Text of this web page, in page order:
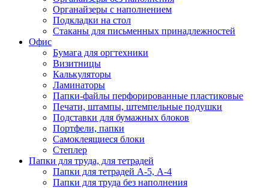
Органайзеры с наполнением
Подкладки на стол
Стаканы для письменных принадлежностей
Офис
Бумага для оргтехники
Визитницы
Калькуляторы
Ламинаторы
Папки-файлы перфорированные пластиковые
Печати, штампы, штемпельные подушки
Подставки для бумажных блоков
Портфели, папки
Самоклеящиеся блоки
Степлер
Папки для труда, для тетрадей
Папки для тетрадей А-5, А-4
Папки для труда без наполнения